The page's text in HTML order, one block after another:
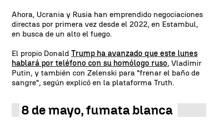
Ahora, Ucrania y Rusia han emprendido negociaciones
directas por primera vez desde el 2022, en Estambul,
en busca de un alto el fuego.
El propio Donald Trump ha avanzado que este lunes
hablará por teléfono con su homólogo ruso, Vladímir
Putin, y también con Zelenski para "frenar el baño de
sangre", según explicó en la plataforma Truth.
8 de mayo, fumata blanca